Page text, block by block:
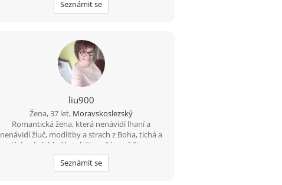
Seznámit se
liu900
Žena, 37 let, Moravskoslezský
Romantická žena, která nenávidí lhaní a
nenávidí žluč, modlitby a strach z Boha, tichá a
láskyplná, hledá stabilitu a šťastný život.
Seznámit se